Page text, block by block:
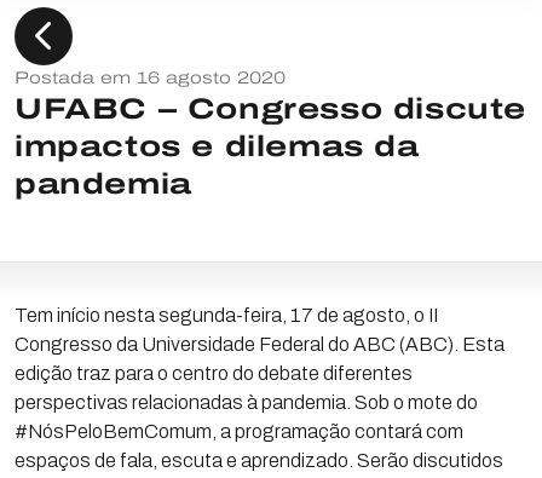
chevron_left
Postada em 16 agosto 2020
UFABC – Congresso discute
impactos e dilemas da
pandemia
Tem início nesta segunda-feira, 17 de agosto, o II
Congresso da Universidade Federal do ABC (ABC). Esta
edição traz para o centro do debate diferentes
perspectivas relacionadas à pandemia. Sob o mote do
#NósPeloBemComum, a programação contará com
espaços de fala, escuta e aprendizado. Serão discutidos